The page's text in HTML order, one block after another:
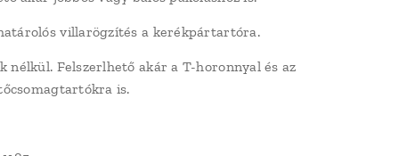
villarögzítés a kerékpártartóra.
nélkül. Felszerlhető akár a T-horonnyal és az
is.